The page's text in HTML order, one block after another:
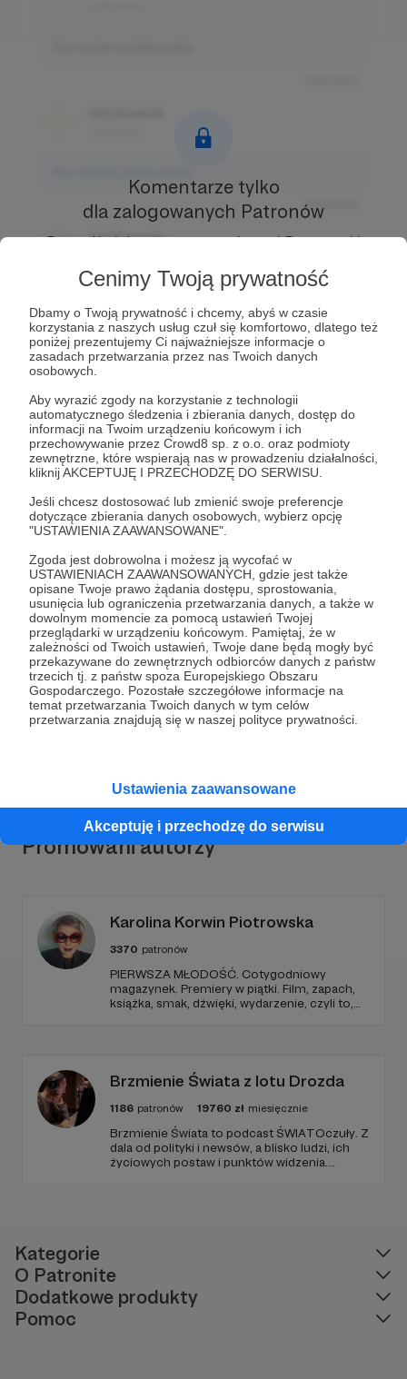
Cenimy Twoją prywatność
Dbamy o Twoją prywatność i chcemy, abyś w czasie
korzystania z naszych usług czuł się komfortowo, dlatego też
poniżej prezentujemy Ci najważniejsze informacje o
zasadach przetwarzania przez nas Twoich danych
osobowych.
Aby wyrazić zgody na korzystanie z technologii
automatycznego śledzenia i zbierania danych, dostęp do
informacji na Twoim urządzeniu końcowym i ich
przechowywanie przez Crowd8 sp. z o.o. oraz podmioty
zewnętrzne, które wspierają nas w prowadzeniu działalności,
kliknij AKCEPTUJĘ I PRZECHODZĘ DO SERWISU.
Jeśli chcesz dostosować lub zmienić swoje preferencje
dotyczące zbierania danych osobowych, wybierz opcję
"USTAWIENIA ZAAWANSOWANE".
Zgoda jest dobrowolna i możesz ją wycofać w
USTAWIENIACH ZAAWANSOWANYCH, gdzie jest także
opisane Twoje prawo żądania dostępu, sprostowania,
usunięcia lub ograniczenia przetwarzania danych, a także w
dowolnym momencie za pomocą ustawień Twojej
przeglądarki w urządzeniu końcowym. Pamiętaj, że w
zależności od Twoich ustawień, Twoje dane będą mogły być
przekazywane do zewnętrznych odbiorców danych z państw
trzecich tj. z państw spoza Europejskiego Obszaru
Gospodarczego. Pozostałe szczegółowe informacje na
temat przetwarzania Twoich danych w tym celów
przetwarzania znajdują się w naszej polityce prywatności.
Ustawienia zaawansowane
Akceptuję i przechodzę do serwisu
Odpowiedz
Użytkownik
Odpowiedz
Użytkownik
3 dni temu
Komentarz użytkownika
Odpowiedz
Komentarze tylko
dla zalogowanych Patronów
Prowadź ciekawe rozmowy z innymi Patronami i
dostęp!
Zostań Patronem
Dołącz do grona Patronów!
Wesprzyj działalność AutoraMarcin Kopijjuż teraz!
Promowani autorzy
Karolina Korwin Piotrowska
3370 patronów
PIERWSZA MŁODOŚĆ. Cotygodniowy
magazynek. Premiery w piątki. Film, zapach,
książka, smak, dźwięki, wydarzenie, czyli to,
Brzmienie Świata z lotu Drozda
1186 patronów 19760 zł miesięcznie
Brzmienie Świata to podcast ŚWIATOczuły. Z
dala od polityki i newsów, a blisko ludzi, ich
życiowych postaw i punktów widzenia.
Kategorie
O Patronite
Dodatkowe produkty
Pomoc